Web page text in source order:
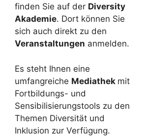
finden Sie auf der Diversity
Akademie. Dort können Sie
sich auch direkt zu den
Veranstaltungen anmelden.
Es steht Ihnen eine
umfangreiche Mediathek mit
Fortbildungs- und
Sensibilisierungstools zu den
Themen Diversität und
Inklusion zur Verfügung.